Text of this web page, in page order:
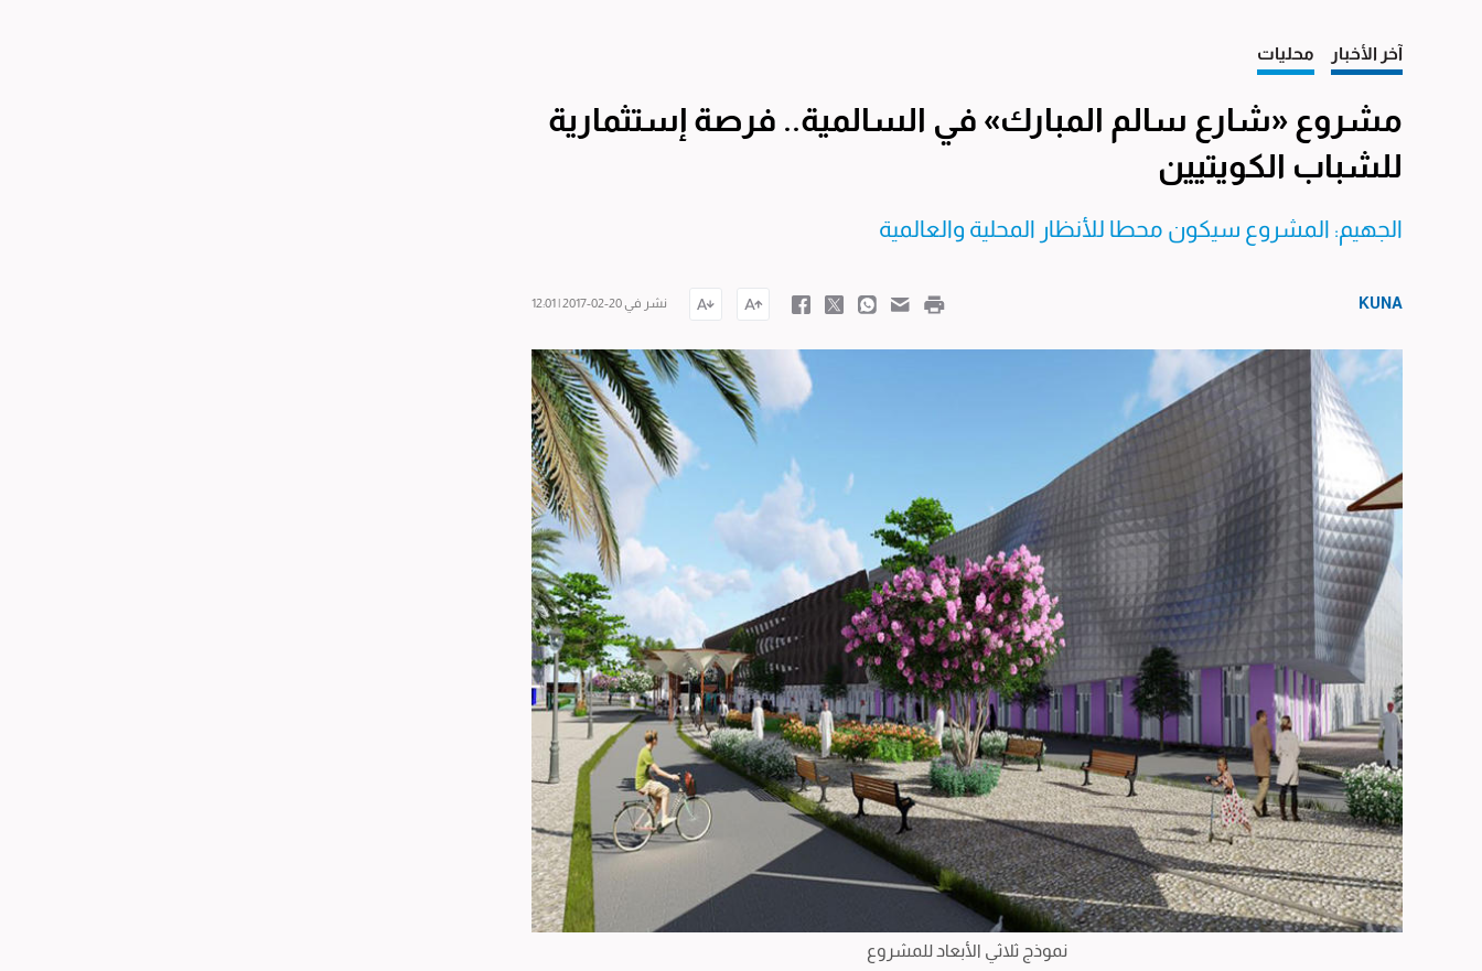
آخر الأخبار محليات
مشروع «شارع سالم المبارك» في السالمية.. فرصة إستثمارية
للشباب الكويتيين
الجهيم: المشروع سيكون محطا للأنظار المحلية والعالمية
KUNA نشر في 20-02-2017 | 12:01
نموذج ثلاثي الأبعاد للمشروع